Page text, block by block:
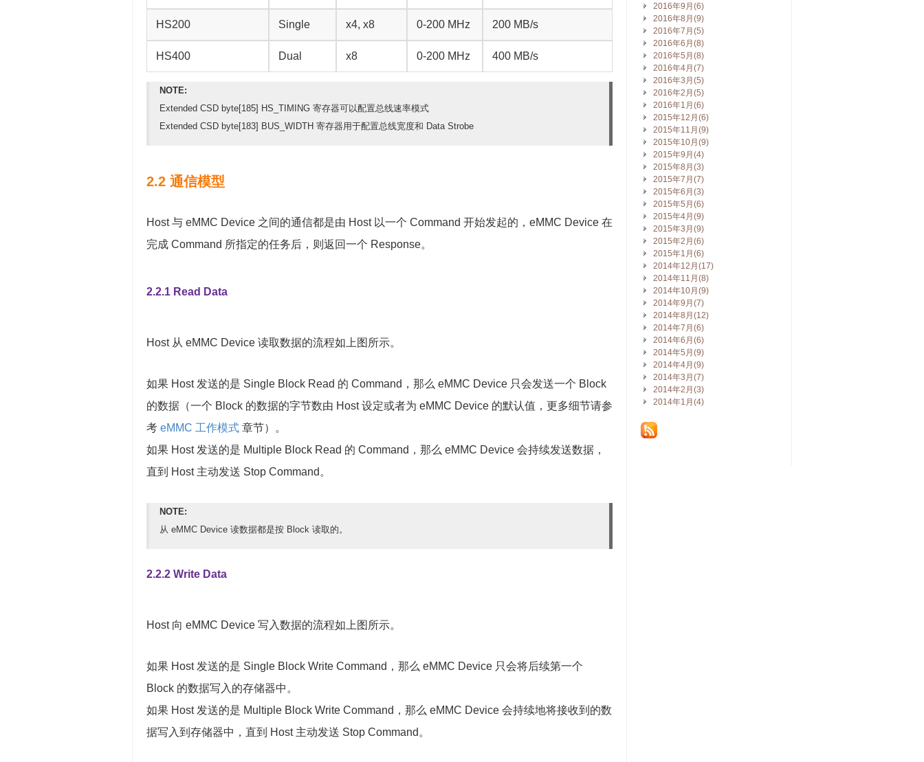
HS200 Single x4, x8 0-200 MHz 200 MB/s
HS400 Dual x8 0-200 MHz 400 MB/s
NOTE:
Extended CSD byte[185] HS_TIMING 寄存器可以配置总线速率模式
Extended CSD byte[183] BUS_WIDTH 寄存器用于配置总线宽度和 Data Strobe
2.2 通信模型
Host 与 eMMC Device 之间的通信都是由 Host 以一个 Command 开始发起的，eMMC Device 在
完成 Command 所指定的任务后，则返回一个 Response。
2.2.1 Read Data
Host 从 eMMC Device 读取数据的流程如上图所示。
如果 Host 发送的是 Single Block Read 的 Command，那么 eMMC Device 只会发送一个 Block
的数据（一个 Block 的数据的字节数由 Host 设定或者为 eMMC Device 的默认值，更多细节请参
考 eMMC 工作模式 章节）。
如果 Host 发送的是 Multiple Block Read 的 Command，那么 eMMC Device 会持续发送数据，
直到 Host 主动发送 Stop Command。
NOTE:
从 eMMC Device 读数据都是按 Block 读取的。
2.2.2 Write Data
Host 向 eMMC Device 写入数据的流程如上图所示。
如果 Host 发送的是 Single Block Write Command，那么 eMMC Device 只会将后续第一个
Block 的数据写入的存储器中。
如果 Host 发送的是 Multiple Block Write Command，那么 eMMC Device 会持续地将接收到的数
据写入到存储器中，直到 Host 主动发送 Stop Command。
2016年9月(6)
2016年8月(9)
2016年7月(5)
2016年6月(8)
2016年5月(8)
2016年4月(7)
2016年3月(5)
2016年2月(5)
2016年1月(6)
2015年12月(6)
2015年11月(9)
2015年10月(9)
2015年9月(4)
2015年8月(3)
2015年7月(7)
2015年6月(3)
2015年5月(6)
2015年4月(9)
2015年3月(9)
2015年2月(6)
2015年1月(6)
2014年12月(17)
2014年11月(8)
2014年10月(9)
2014年9月(7)
2014年8月(12)
2014年7月(6)
2014年6月(6)
2014年5月(9)
2014年4月(9)
2014年3月(7)
2014年2月(3)
2014年1月(4)